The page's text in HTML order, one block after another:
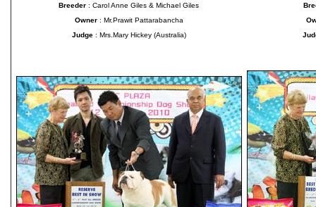
Breeder : Carol Anne Giles & Michael Giles
Owner : Mr.Prawit Pattarabancha
Judge : Mrs.Mary Hickey (Australia)